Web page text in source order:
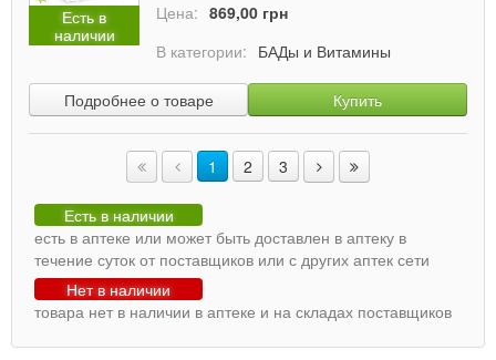
Есть в
наличии
Цена: 869,00 грн
В категории: БАДы и Витамины
Подробнее о товаре Купить
1 2 3
Есть в наличии
есть в аптеке или может быть доставлен в аптеку в
течение суток от поставщиков или с других аптек сети
Нет в наличии
товара нет в наличии в аптеке и на складах поставщиков